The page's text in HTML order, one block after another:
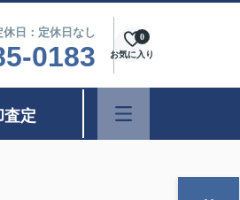
日：定休日なし
0183 お気に入り
0
査定